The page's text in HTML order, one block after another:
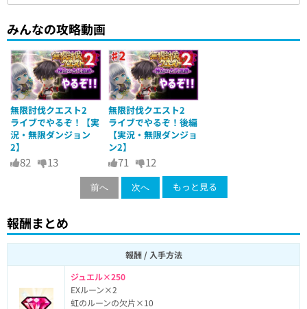
みんなの攻略動画
無限討伐クエスト2
ライブでやるぞ！【実
況・無限ダンジョン
2】
82 13
無限討伐クエスト2
ライブでやるぞ！後編
【実況・無限ダンジョ
ン2】
71 12
前へ 次へ もっと見る
報酬まとめ
報酬 / 入手方法
ジュエル×250
EXルーン×2
虹のルーンの欠片×10